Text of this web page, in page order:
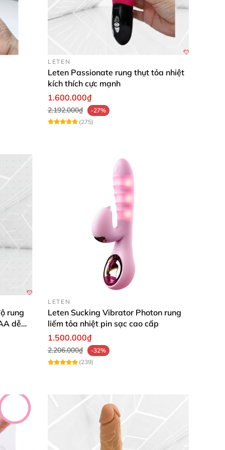
LETEN
Leten Passionate rung thụt tỏa nhiệt
kích thích cực mạnh
1.600.000₫
2.192.000₫
-27%
(275)
rung
dễ
LETEN
Leten Sucking Vibrator Photon rung
liếm tỏa nhiệt pin sạc cao cấp
1.500.000₫
2.206.000₫
-32%
(239)